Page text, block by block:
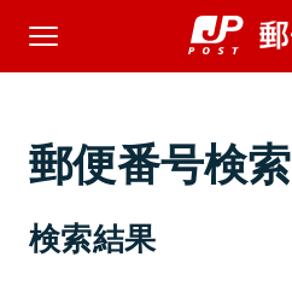
郵便番号検索
検索結果